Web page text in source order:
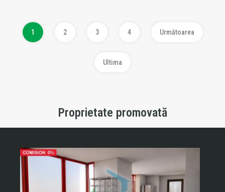
1 2 3 4 Următoarea
Ultima
Proprietate promovată